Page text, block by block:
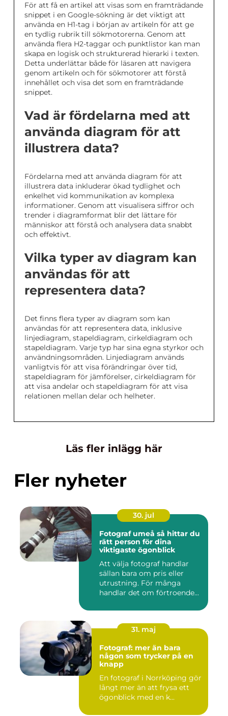
För att få en artikel att visas som en framträdande
snippet i en Google-sökning är det viktigt att
använda en H1-tag i början av artikeln för att ge
en tydlig rubrik till sökmotorerna. Genom att
använda flera H2-taggar och punktlistor kan man
skapa en logisk och strukturerad hierarki i texten.
Detta underlättar både för läsaren att navigera
genom artikeln och för sökmotorer att förstå
innehållet och visa det som en framträdande
snippet.
Vad är fördelarna med att
använda diagram för att
illustrera data?
Fördelarna med att använda diagram för att
illustrera data inkluderar ökad tydlighet och
enkelhet vid kommunikation av komplexa
informationer. Genom att visualisera siffror och
trender i diagramformat blir det lättare för
människor att förstå och analysera data snabbt
och effektivt.
Vilka typer av diagram kan
användas för att
representera data?
Det finns flera typer av diagram som kan
användas för att representera data, inklusive
linjediagram, stapeldiagram, cirkeldiagram och
stapeldiagram. Varje typ har sina egna styrkor och
användningsområden. Linjediagram används
vanligtvis för att visa förändringar över tid,
stapeldiagram för jämförelser, cirkeldiagram för
att visa andelar och stapeldiagram för att visa
relationen mellan delar och helheter.
Läs fler inlägg här
Fler nyheter
30. jul
Fotograf umeå så hittar du
rätt person för dina
viktigaste ögonblick
Att välja fotograf handlar
sällan bara om pris eller
utrustning. För många
handlar det om förtroende...
31. maj
Fotograf: mer än bara
någon som trycker på en
knapp
En fotograf i Norrköping gör
långt mer än att frysa ett
ögonblick med en k...